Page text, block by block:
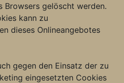
Browsers gelöscht werden.
kann zu
dieses Onlineangebotes
gegen den Einsatz der zu
eingesetzten Cookies